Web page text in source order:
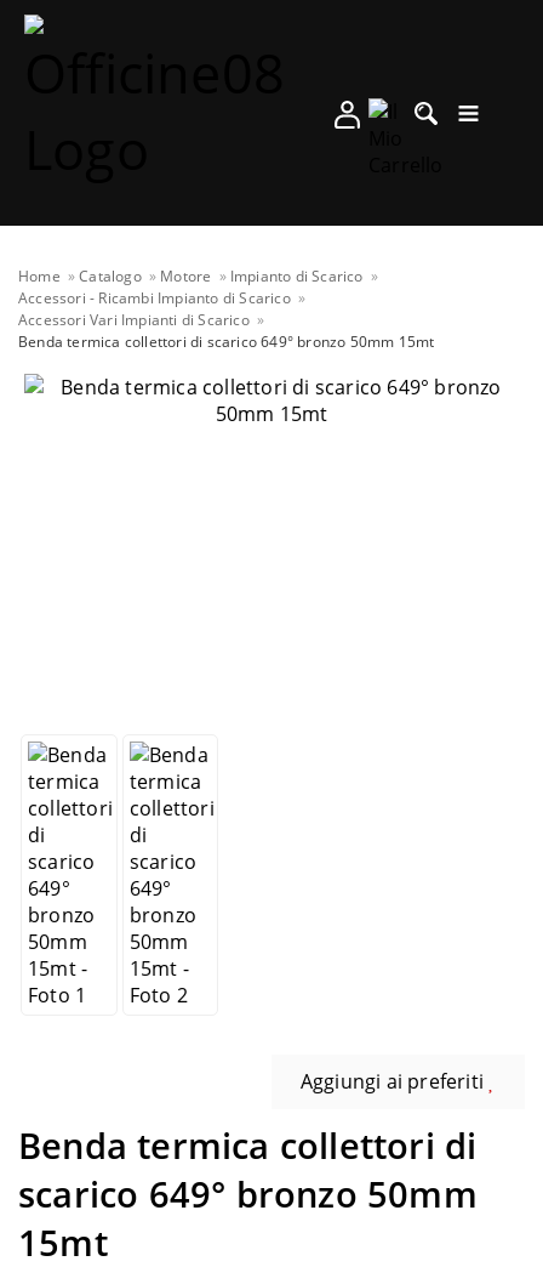
Home Catalogo Motore
Impianto di Scarico
Accessori - Ricambi Impianto di Scarico
Accessori Vari Impianti di Scarico
Benda termica collettori di scarico 649° bronzo 50mm 15mt
Aggiungi ai preferiti
Benda termica collettori di
scarico 649° bronzo 50mm
15mt